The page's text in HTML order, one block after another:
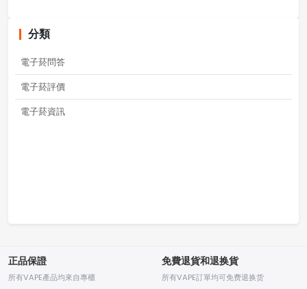
分類
電子菸問答
電子菸評價
電子菸資訊
正品保證
所有VAPE產品均來自專櫃
免費退貨和退换貨
所有VAPE訂單均可免费退换货